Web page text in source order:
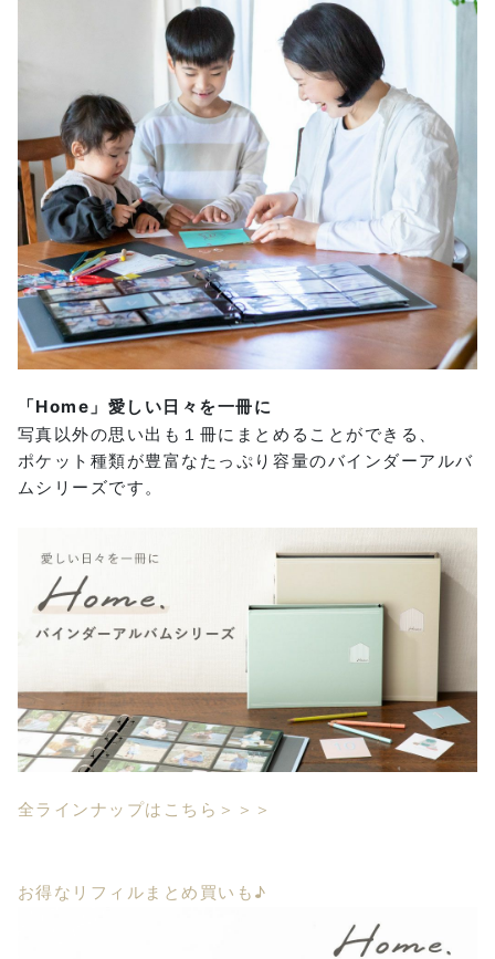
「Home」愛しい日々を一冊に
写真以外の思い出も１冊にまとめることができる、
ポケット種類が豊富なたっぷり容量のバインダーアルバ
ムシリーズです。
全ラインナップはこちら＞＞＞
お得なリフィルまとめ買いも♪